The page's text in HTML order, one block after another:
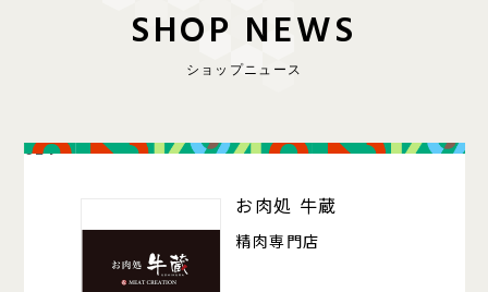
SHOP NEWS
ショップニュース
024
お肉処 牛蔵
精肉専門店